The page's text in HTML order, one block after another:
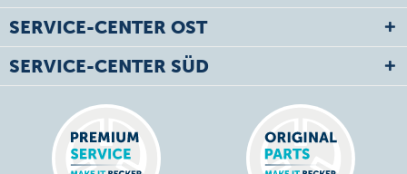
SERVICE-CENTER OST
SERVICE-CENTER SÜD